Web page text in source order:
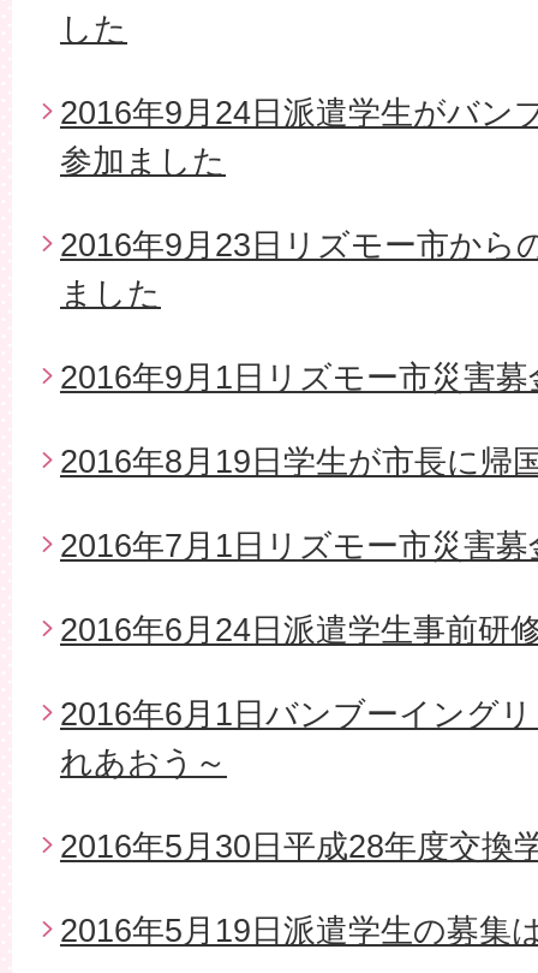
した
2016年9月24日派遣学生がバン
参加ました
2016年9月23日リズモー市から
ました
2016年9月1日リズモー市災害
2016年8月19日学生が市長に帰
2016年7月1日リズモー市災害
2016年6月24日派遣学生事前研
2016年6月1日バンブーイング
れあおう～
2016年5月30日平成28年度交換
2016年5月19日派遣学生の募集